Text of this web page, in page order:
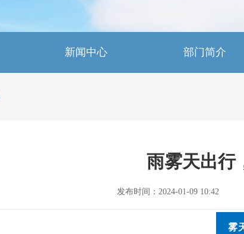
新闻中心 部门简介
雨雾天出行
发布时间：2024-01-09 10:42
雾